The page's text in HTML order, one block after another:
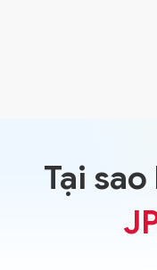
Tại
JP